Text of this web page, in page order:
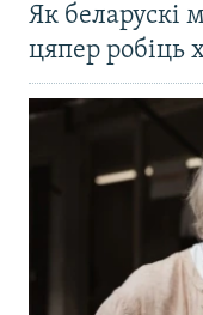
Як беларускі
цяпер робіць